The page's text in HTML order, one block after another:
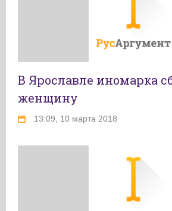
В Ярославле иномарка
женщину
13:09, 10 марта 2018